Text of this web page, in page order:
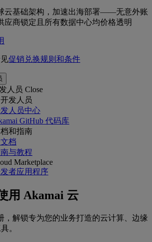
云基础架构，加速出海部署——无意外账
应商锁定且所有数据中心均价格透明
促销兑换规则和条件
人员 Close
发人员
人员中心
GitHub 代码库
和指南
档
与教程
Marketplace
者应用程序
用 Akamai 云
，解锁专为您的业务打造的云计算、边缘
。